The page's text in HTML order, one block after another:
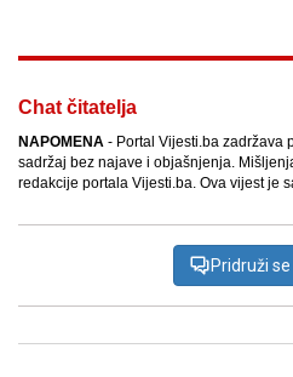
Chat čitatelja
NAPOMENA - Portal Vijesti.ba zadržava
sadržaj bez najave i objašnjenja.
redakcije portala Vijesti.ba. Ova vijest je
Pridruži